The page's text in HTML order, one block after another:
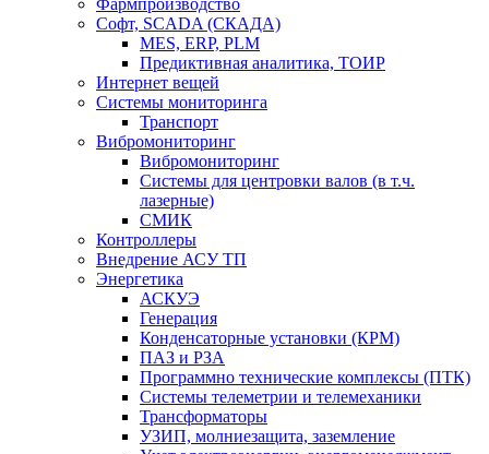
Фармпроизводство
Софт, SCADA (СКАДА)
MES, ERP, PLM
Предиктивная аналитика, ТОИР
Интернет вещей
Системы мониторинга
Транспорт
Вибромониторинг
Вибромониторинг
Системы для центровки валов (в т.ч.
лазерные)
СМИК
Контроллеры
Внедрение АСУ ТП
Энергетика
АСКУЭ
Генерация
Конденсаторные установки (КРМ)
ПАЗ и РЗА
Программно технические комплексы (ПТК)
Системы телеметрии и телемеханики
Трансформаторы
УЗИП, молниезащита, заземление